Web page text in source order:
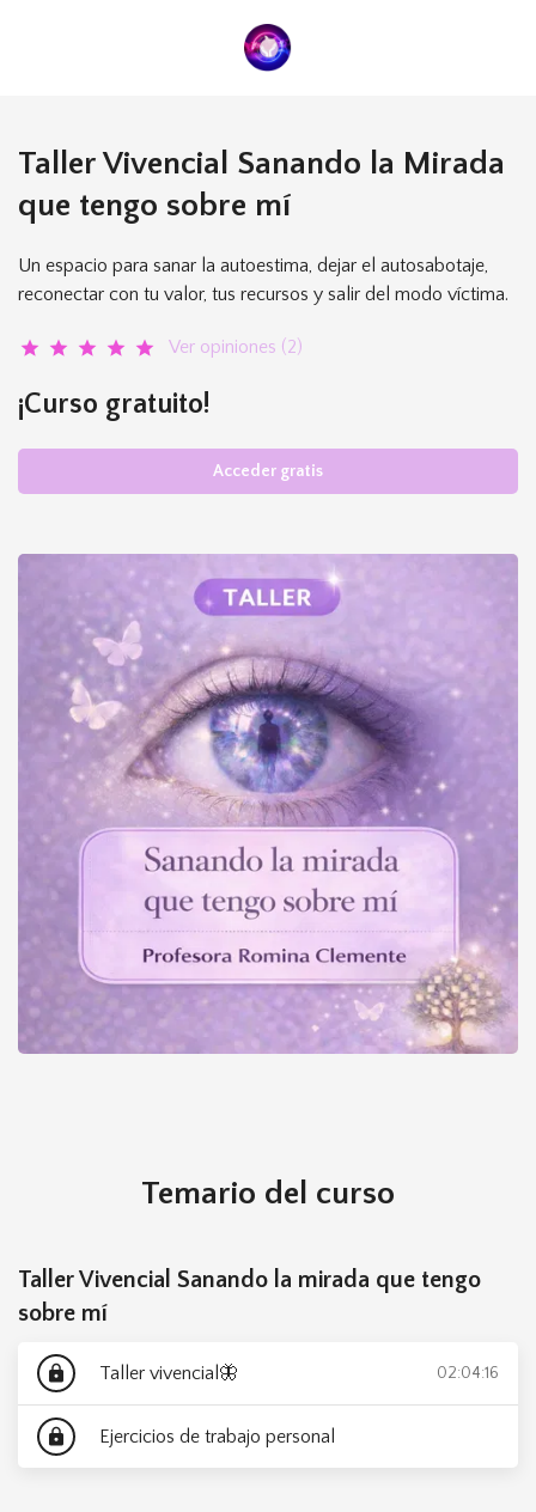
Taller Vivencial Sanando la Mirada
que tengo sobre mí
Un espacio para sanar la autoestima, dejar el autosabotaje,
reconectar con tu valor, tus recursos y salir del modo víctima.
star star star star star Ver opiniones (2)
¡Curso gratuito!
Acceder gratis
Temario del curso
Taller Vivencial Sanando la mirada que tengo
sobre mí
lock Taller vivencial🦋 02:04:16
lock Ejercicios de trabajo personal